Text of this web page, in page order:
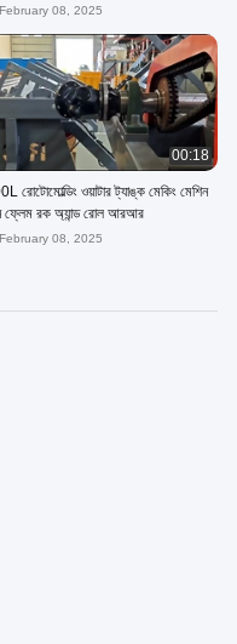
February 08, 2025
00:18
রোটোমোল্ডিং ওয়াটার ট্যাঙ্ক মেকিং মেশিন
ফ্লেম রক অ্যান্ড রোল আরআর
February 08, 2025